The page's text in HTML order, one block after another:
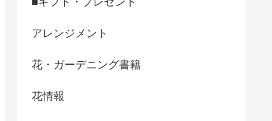
アレンジメント
花・ガーデニング書籍
花情報